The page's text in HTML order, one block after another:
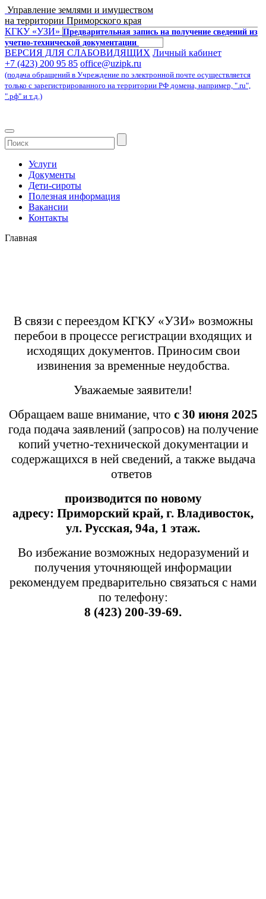
Управление землями и имуществом
на территории Приморского края
КГКУ «УЗИ» Предварительная запись на получение сведений из
учетно-технической документации
ВЕРСИЯ ДЛЯ СЛАБОВИДЯЩИХ Личный кабинет
+7 (423) 200 95 85 office@uzipk.ru
(подача обращений в Учреждение по электронной почте осуществляется
только с зарегистрированного на территории РФ домена, например, ".ru",
".рф" и т.д.)
Услуги
Документы
Дети-сироты
Полезная информация
Вакансии
Контакты
Главная
В связи с переездом КГКУ «УЗИ» возможны
перебои в процессе регистрации входящих и
исходящих документов. Приносим свои
извинения за временные неудобства.
Уважаемые заявители!
Обращаем ваше внимание, что с 30 июня 2025
года подача заявлений (запросов) на получение
копий учетно-технической документации и
содержащихся в ней сведений, а также выдача
ответов
производится по новому
адресу: Приморский край, г. Владивосток,
ул. Русская, 94а, 1 этаж.
Во избежание возможных недоразумений и
получения уточняющей информации
рекомендуем предварительно связаться с нами
по телефону:
8 (423) 200-39-69.